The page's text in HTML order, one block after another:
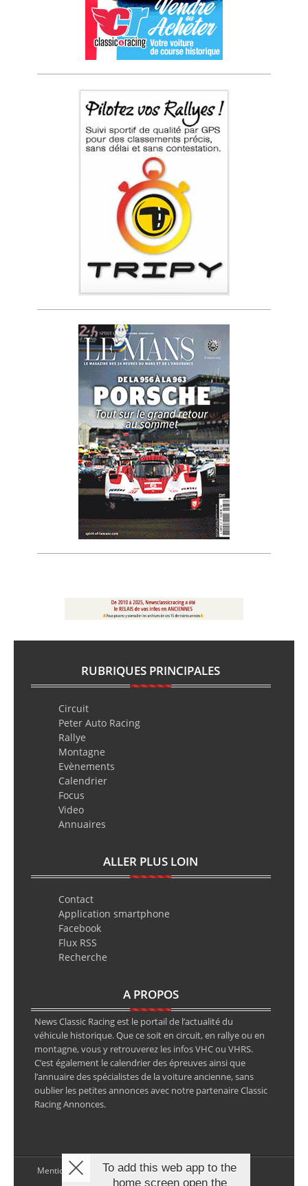
RUBRIQUES PRINCIPALES
Circuit
Peter Auto Racing
Rallye
Montagne
Evènements
Calendrier
Focus
Video
Annuaires
ALLER PLUS LOIN
Contact
Application smartphone
Facebook
Flux RSS
Recherche
A PROPOS
News Classic Racing est le portail de l’actualité du
véhicule historique. Que ce soit en circuit, en rallye ou en
montagne, vous y retrouverez les infos VHC ou VHRS.
C’est également le calendrier des épreuves ainsi que
l’annuaire des spécialistes de la voiture ancienne, sans
oublier les petites annonces avec notre partenaire Classic
Racing Annonces.
Mentions légales To add this web app to the
home screen open the